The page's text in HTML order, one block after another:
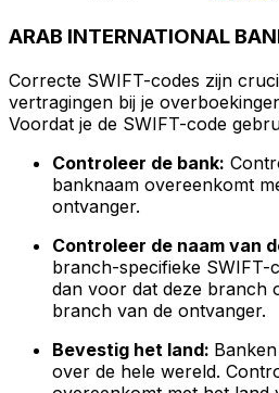
ARAB INTERNATIONAL
Correcte SWIFT-codes zijn
vertragingen bij je
Voordat je de SWIFT-code
Controleer de bank:
banknaam overeenkomt
ontvanger.
Controleer de naam van
branch-specifieke
dan voor dat deze branch
branch van de ontvanger.
Bevestig het land:
over de hele wereld.